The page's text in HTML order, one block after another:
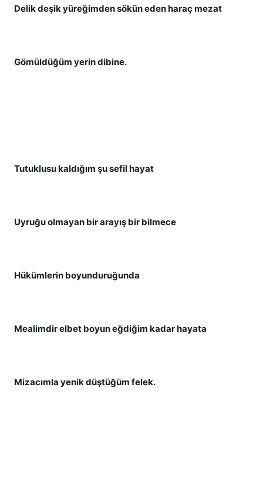
Delik deşik yüreğimden sökün eden haraç mezat
Gömüldüğüm yerin dibine.
Tutuklusu kaldığım şu sefil hayat
Uyruğu olmayan bir arayış bir bilmece
Hükümlerin boyunduruğunda
Mealimdir elbet boyun eğdiğim kadar hayata
Mizacımla yenik düştüğüm felek.